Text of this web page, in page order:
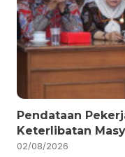
Pendataan
Keterlibatan
02/08/2026